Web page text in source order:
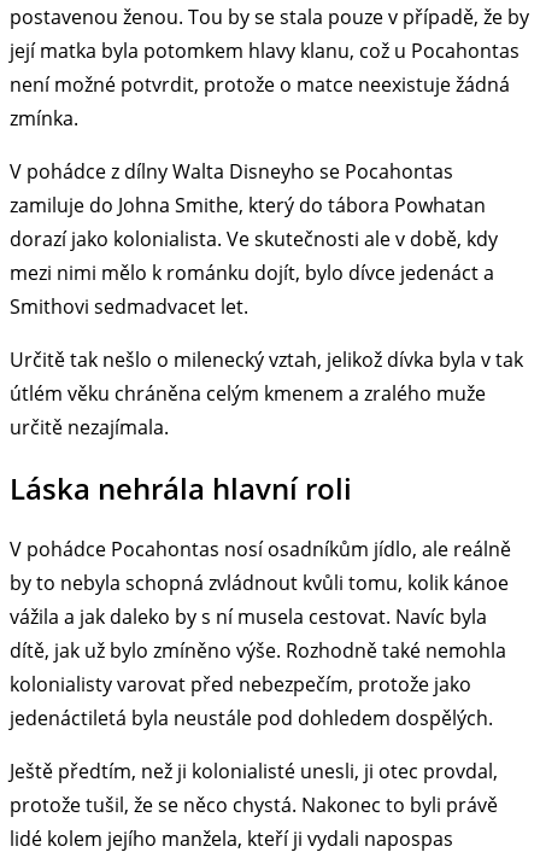
postavenou ženou. Tou by se stala pouze v případě, že by
její matka byla potomkem hlavy klanu, což u Pocahontas
není možné potvrdit, protože o matce neexistuje žádná
zmínka.
V pohádce z dílny Walta Disneyho se Pocahontas
zamiluje do Johna Smithe, který do tábora Powhatan
dorazí jako kolonialista. Ve skutečnosti ale v době, kdy
mezi nimi mělo k románku dojít, bylo dívce jedenáct a
Smithovi sedmadvacet let.
Určitě tak nešlo o milenecký vztah, jelikož dívka byla v tak
útlém věku chráněna celým kmenem a zralého muže
určitě nezajímala.
Láska nehrála hlavní roli
V pohádce Pocahontas nosí osadníkům jídlo, ale reálně
by to nebyla schopná zvládnout kvůli tomu, kolik kánoe
vážila a jak daleko by s ní musela cestovat. Navíc byla
dítě, jak už bylo zmíněno výše. Rozhodně také nemohla
kolonialisty varovat před nebezpečím, protože jako
jedenáctiletá byla neustále pod dohledem dospělých.
Ještě předtím, než ji kolonialisté unesli, ji otec provdal,
protože tušil, že se něco chystá. Nakonec to byli právě
lidé kolem jejího manžela, kteří ji vydali napospas